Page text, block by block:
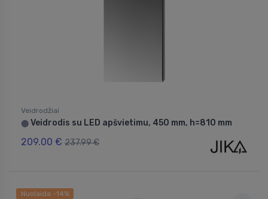
Veidrodžiai
⬤ Veidrodis su LED apšvietimu, 450 mm, h=810 mm
209.00 € 237.99 €
Nuolaida -14%